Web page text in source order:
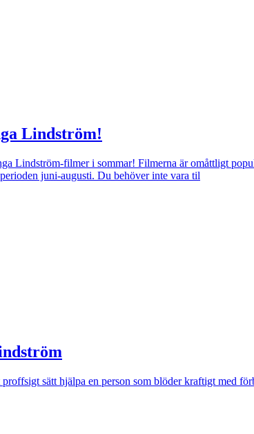
Lindström!
Lindström-filmer i sommar! Filmerna är omåttligt
juni-augusti. Du behöver inte vara til
sätt hjälpa en person som blöder kraftigt med